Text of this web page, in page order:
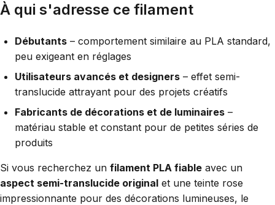
À qui s'adresse ce filament
Débutants – comportement similaire au PLA standard,
peu exigeant en réglages
Utilisateurs avancés et designers – effet semi-
translucide attrayant pour des projets créatifs
Fabricants de décorations et de luminaires –
matériau stable et constant pour de petites séries de
produits
Si vous recherchez un filament PLA fiable avec un
aspect semi-translucide original et une teinte rose
impressionnante pour des décorations lumineuses, le